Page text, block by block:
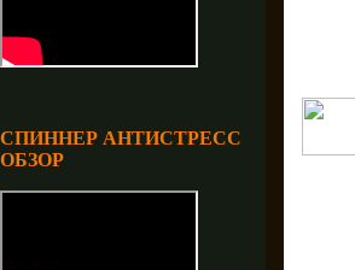
СПИННЕР АНТИСТРЕСС
ОБЗОР